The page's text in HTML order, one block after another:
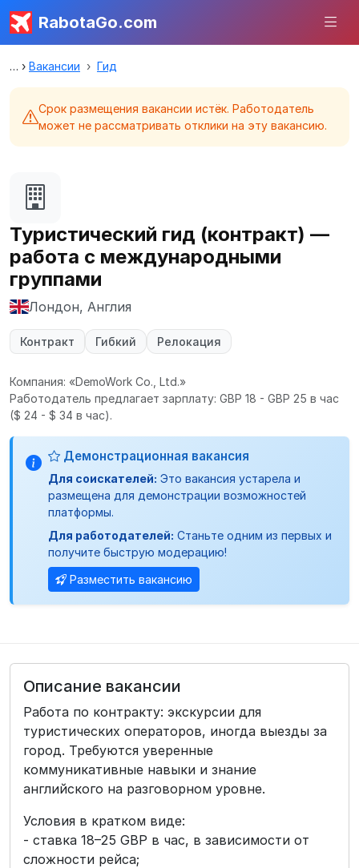
RabotaGo.com
Вакансии Гид
Срок размещения вакансии истёк. Работодатель
может не рассматривать отклики на эту вакансию.
Туристический гид (контракт) —
работа с международными
группами
Лондон, Англия
Контракт Гибкий Релокация
Компания: «DemoWork Co., Ltd.»
Работодатель предлагает зарплату: GBP 18 - GBP 25 в час
($ 24 - $ 34 в час).
Демонстрационная вакансия
Для соискателей: Это вакансия устарела и
размещена для демонстрации возможностей
платформы.
Для работодателей: Станьте одним из первых и
получите быструю модерацию!
Разместить вакансию
Описание вакансии
Работа по контракту: экскурсии для
туристических операторов, иногда выезды за
город. Требуются уверенные
коммуникативные навыки и знание
английского на разговорном уровне.
Условия в кратком виде:
- ставка 18–25 GBP в час, в зависимости от
сложности рейса;